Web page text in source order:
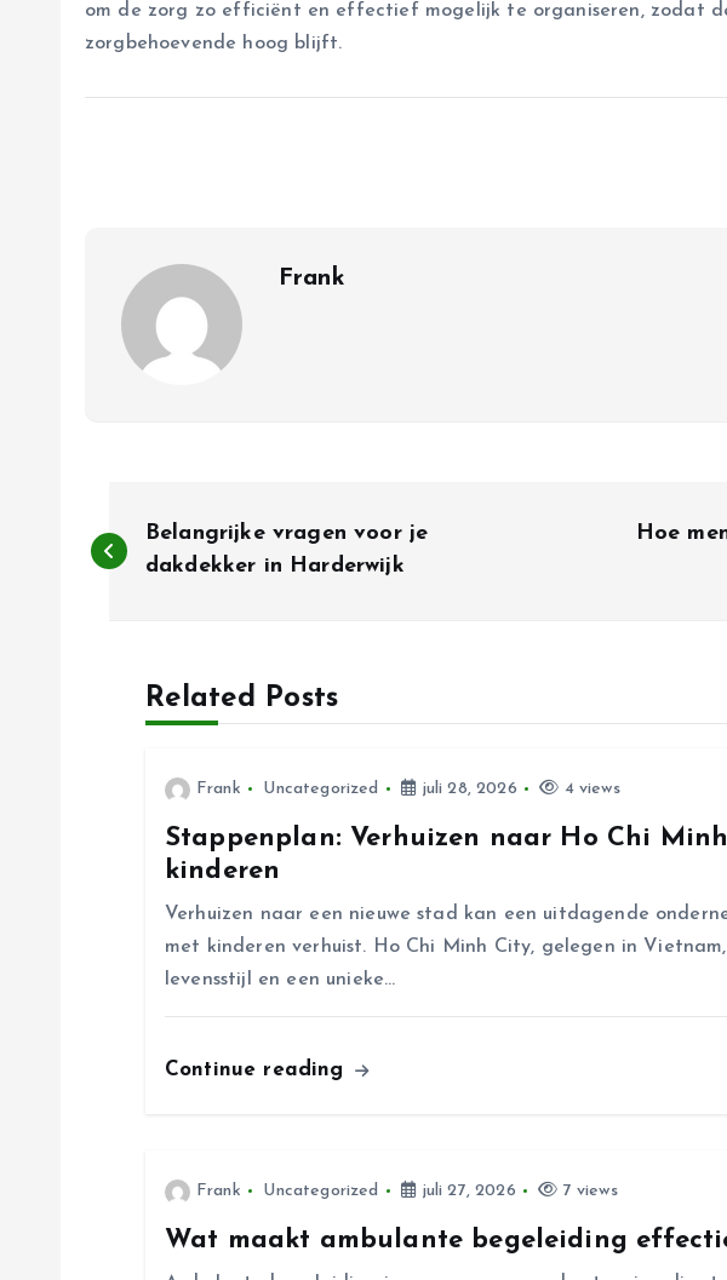
om de zorg zo efficiënt en effectief mogelijk te organiseren, zodat
zorgbehoevende hoog blijft.
Frank
e
Belangrijke vragen voor je
dakdekker in Harderwijk
Hoe
Related Posts
Frank Uncategorized juli 28, 2026 4 views
Stappenplan: Verhuizen naar Ho Chi
kinderen
Verhuizen naar een nieuwe stad kan een uitdagende
met kinderen verhuist. Ho Chi Minh City, gelegen in
levensstijl en een unieke…
Continue reading
Frank Uncategorized juli 27, 2026 7 views
Wat maakt ambulante begeleiding